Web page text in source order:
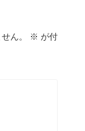
ん。 ※ が付